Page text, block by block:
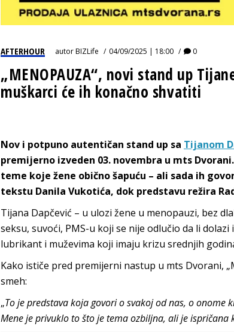
AFTERHOUR autorBIZLife 04/09/2025 | 18:00 0
„MENOPAUZA“, novi stand up
muškarci će ih konačno shvatiti
Nov i potpuno autentičan stand up sa Tijanom
premijerno izveden 03. novembra u mts
teme koje žene obično šapuću – ali sada ih
tekstu Danila Vukotića, dok predstavu režira
Tijana Dapčević – u ulozi žene u menopauzi, bez
seksu, suvoći, PMS-u koji se nije odlučio da li
lubrikant i muževima koji imaju krizu srednjih
Kako ističe pred premijerni nastup u mts Dvorani,
smeh:
„To je predstava koja govori o svakoj od nas, o onome
Mene je privuklo to što je tema ozbiljna, ali je